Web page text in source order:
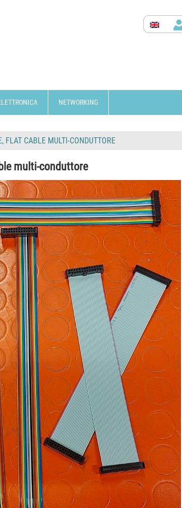
NETWORKING
FLAT CABLE MULTI-CONDUTTORE
multi-conduttore